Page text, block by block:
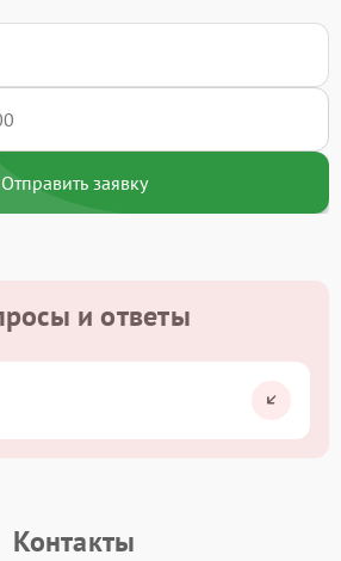
Отправить заявку
и ответы
Контакты